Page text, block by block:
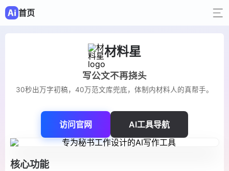
首页
材料星
写公文不再挠头
30秒出万字初稿，40万范文库兜底，体制内材料人的真帮手。
访问官网 AI工具导航
核心功能